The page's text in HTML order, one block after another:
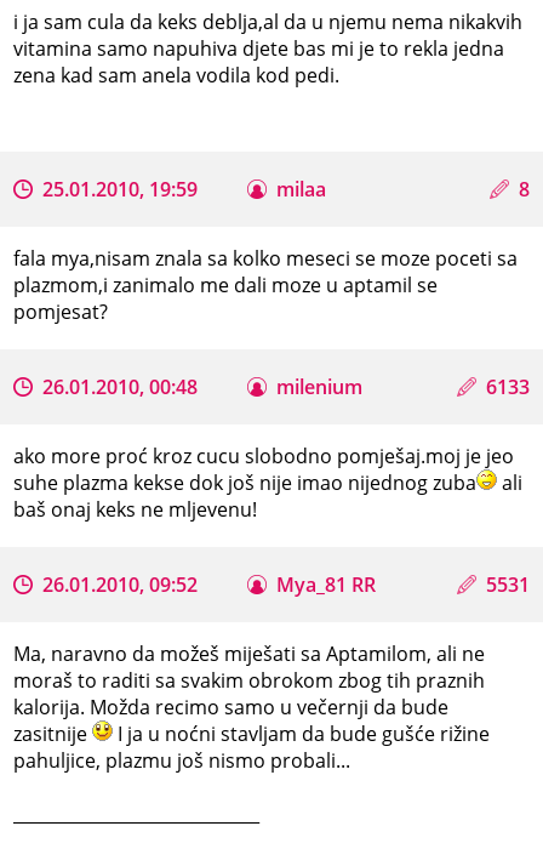
i ja sam cula da keks deblja,al da u njemu nema nikakvih
vitamina samo napuhiva djete bas mi je to rekla jedna
zena kad sam anela vodila kod pedi.
25.01.2010, 19:59 milaa 8
fala mya,nisam znala sa kolko meseci se moze poceti sa
plazmom,i zanimalo me dali moze u aptamil se
pomjesat?
26.01.2010, 00:48 milenium 6133
ako more proć kroz cucu slobodno pomješaj.moj je jeo
suhe plazma kekse dok još nije imao nijednog zuba
ali
baš onaj keks ne mljevenu!
26.01.2010, 09:52 Mya_81 RR 5531
Ma, naravno da možeš miješati sa Aptamilom, ali ne
moraš to raditi sa svakim obrokom zbog tih praznih
kalorija. Možda recimo samo u večernji da bude
zasitnije
I ja u noćni stavljam da bude gušće rižine
pahuljice, plazmu još nismo probali...